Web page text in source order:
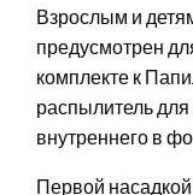
Взрослым и
предусмотрен
комплекте к
распылитель
внутреннего в
Первой